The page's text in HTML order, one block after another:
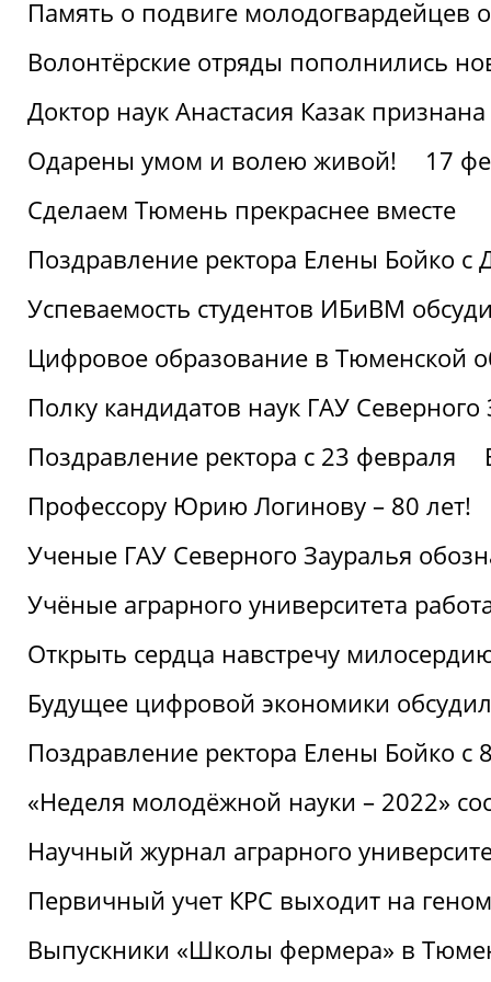
Память о подвиге молодогвардейцев
Волонтёрские отряды пополнились
Доктор наук Анастасия Казак
Одарены умом и волею живой!
17
Сделаем Тюмень прекраснее вместе
Поздравление ректора Елены Бойко с
Успеваемость студентов ИБиВМ
Цифровое образование в Тюменской
Полку кандидатов наук ГАУ
Поздравление ректора с 23 февраля
Профессору Юрию Логинову – 80 лет!
Ученые ГАУ Северного Зауралья
Учёные аграрного университета
Открыть сердца навстречу
Будущее цифровой экономики
Поздравление ректора Елены Бойко с
«Неделя молодёжной науки – 2022»
Научный журнал аграрного
Первичный учет КРС выходит на
Выпускники «Школы фермера» в